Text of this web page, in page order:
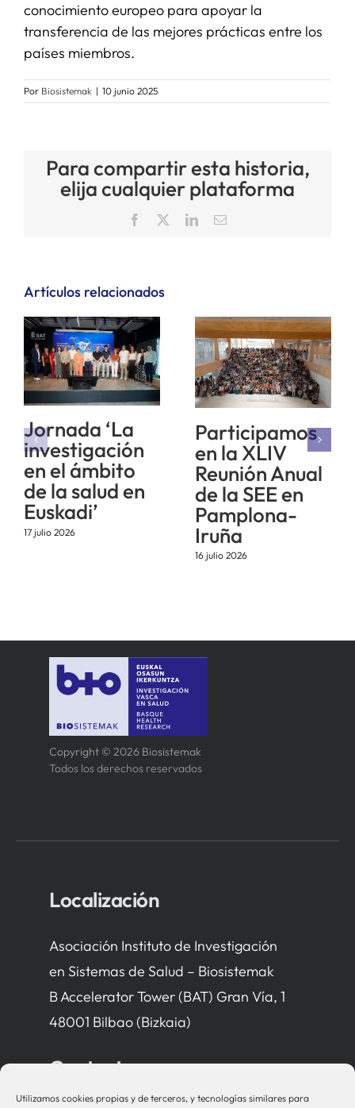
Utilizamos cookies propias y de terceros, y tecnologías similares para
conocimiento europeo para apoyar la
transferencia de las mejores prácticas entre los
países miembros.
Por Biosistemak | 10 junio 2025
Para compartir esta historia,
elija cualquier plataforma
Facebook LinkedInCorreo
Artículos relacionados
Jornada ‘La
investigación
en el ámbito
de la salud en
Euskadi’
17 julio 2026
Participamos
en la XLIV
Reunión Anual
de la SEE en
Pamplona-
Iruña
16 julio 2026
Copyright © 2026 Biosistemak
Todos los derechos reservados
Localización
Asociación Instituto de Investigación
en Sistemas de Salud – Biosistemak
B Accelerator Tower (BAT) Gran Vía, 1
48001 Bilbao (Bizkaia)
Contacto